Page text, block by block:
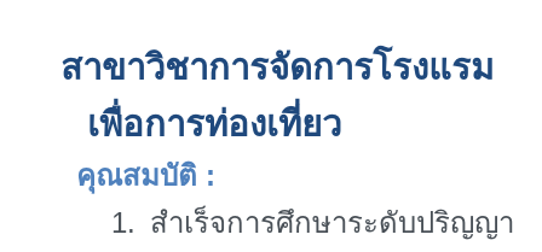
สาขาวิชาการจัดการโรงแรม
เพื่อการท่องเที่ยว
คุณสมบัติ :
1. สำเร็จการศึกษาระดับปริญญา